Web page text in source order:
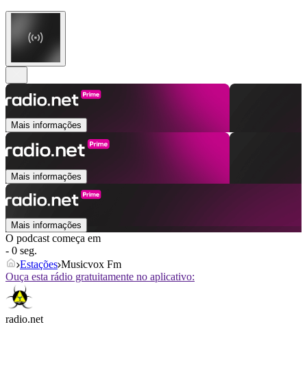
Mais informações
Mais informações
Mais informações
O podcast começa em
- 0 seg.
Estações Musicvox Fm
Ouça esta rádio gratuitamente no aplicativo:
radio.net